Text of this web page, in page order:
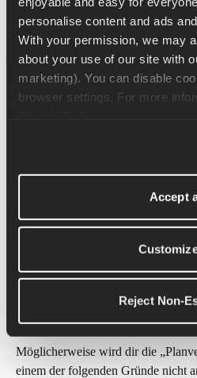
personalise content and ads
With your permission, we may
about your use of our site with
marketing). You can disable
Accept
Reject Non-
Tarif zuvor gemäß den oben
ist es
zurückzusetzen, nachdem du
vorgenommen hast (z. B. die
geschätzten 5-km-Zeit).
FAQs
Was ist, wenn unter
weder „Plan auf
Stand“ noch „Neue
verfügbar“
Möglicherweise wird dir die
einem der folgenden Gründe nicht